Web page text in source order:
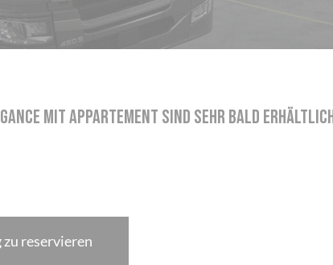
mit Appartement sind sehr bald
zu reservieren